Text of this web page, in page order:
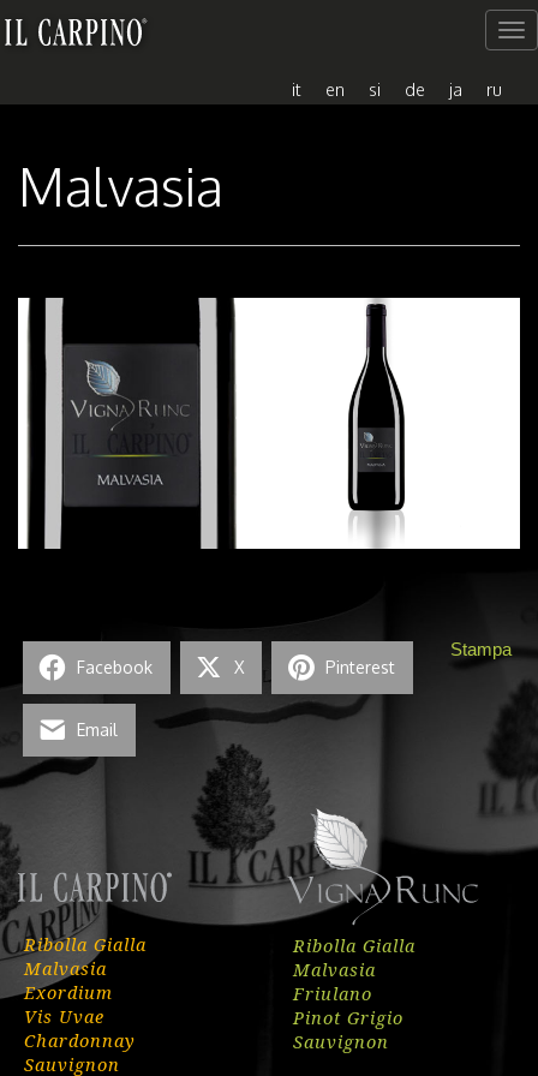
del
it en si de ja ru
Malvasia
Stampa
Facebook X Pinterest
Email
Ribolla Gialla
Malvasia
Exordium
Vis Uvae
Chardonnay
Sauvignon
Ribolla Gialla
Malvasia
Friulano
Pinot Grigio
Sauvignon